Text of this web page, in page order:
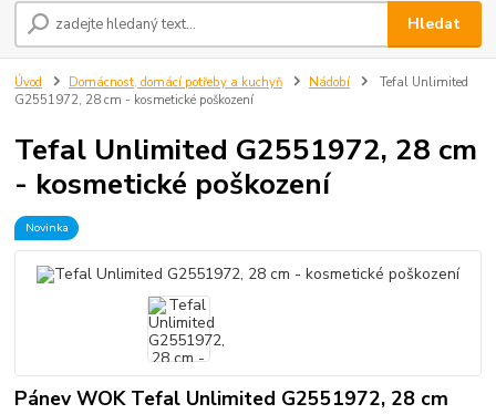
Hledat
Úvod Domácnost, domácí potřeby a kuchyň Nádobí
Tefal Unlimited
G2551972, 28 cm - kosmetické poškození
Tefal Unlimited G2551972, 28 cm
- kosmetické poškození
Novinka
Pánev WOK Tefal Unlimited G2551972, 28 cm